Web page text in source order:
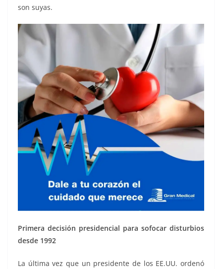
son suyas.
Primera decisión presidencial para sofocar disturbios
desde 1992
La última vez que un presidente de los EE.UU. ordenó